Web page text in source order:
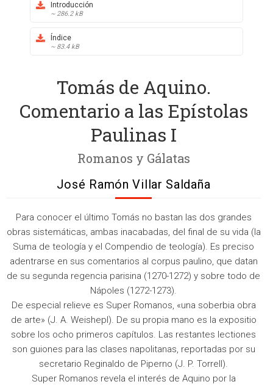
Introducción
~ 286.2 kB
Índice
~ 83.4 kB
Tomás de Aquino.
Comentario a las Epístolas
Paulinas I
Romanos y Gálatas
José Ramón Villar Saldaña
Para conocer el último Tomás no bastan las dos grandes
obras sistemáticas, ambas inacabadas, del final de su vida (la
Suma de teología y el Compendio de teología). Es preciso
adentrarse en sus comentarios al corpus paulino, que datan
de su segunda regencia parisina (1270-1272) y sobre todo de
Nápoles (1272-1273).
De especial relieve es Super Romanos, «una soberbia obra
de arte» (J. A. Weishepl). De su propia mano es la expositio
sobre los ocho primeros capítulos. Las restantes lectiones
son guiones para las clases napolitanas, reportadas por su
secretario Reginaldo de Piperno (J. P. Torrell).
Super Romanos revela el interés de Aquino por la